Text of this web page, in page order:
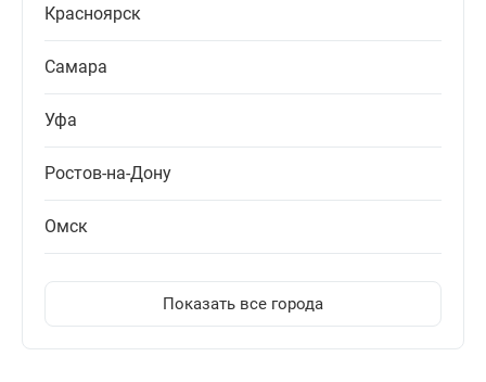
Красноярск
Самара
Уфа
Ростов-на-Дону
Омск
Показать все города